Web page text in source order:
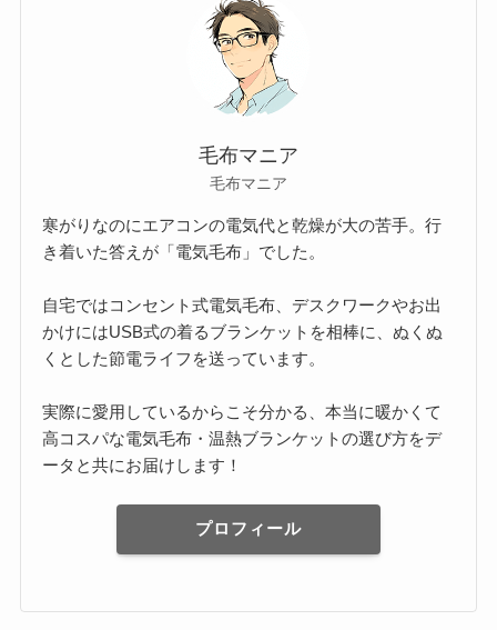
毛布マニア
毛布マニア
寒がりなのにエアコンの電気代と乾燥が大の苦手。行
き着いた答えが「電気毛布」でした。
自宅ではコンセント式電気毛布、デスクワークやお出
かけにはUSB式の着るブランケットを相棒に、ぬくぬ
くとした節電ライフを送っています。
実際に愛用しているからこそ分かる、本当に暖かくて
高コスパな電気毛布・温熱ブランケットの選び方をデ
ータと共にお届けします！
プロフィール